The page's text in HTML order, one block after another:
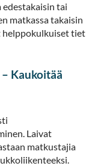
tai
matkassa takaisin
helppokulkuiset tiet
Kaukoitää
Laivat
matkustajia